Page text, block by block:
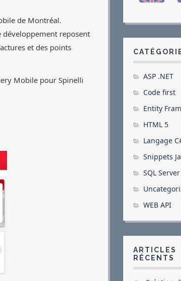
de Montréal.
développement reposent
et des points
Mobile pour Spinelli
ASP .NET
Code first
Entity
HTML 5
Langage
Snippets
SQL Server
WEB API
ARTICLES
RÉCENTS